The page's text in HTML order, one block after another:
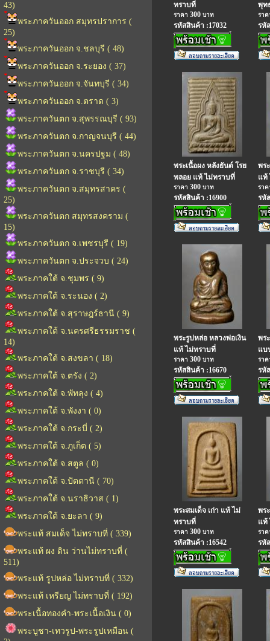
43)
พระภาควันออก สมุทรปราการ (
25)
พระภาควันออก จ.ชลบุรี ( 48)
พระภาควันออก จ.ระยอง ( 37)
พระภาควันออก จ.จันทบุรี ( 34)
พระภาควันออก จ.ตราด ( 3)
พระภาควันตก จ.สุพรรณบุรี ( 93)
พระภาควันตก จ.กาญจนบุรี ( 44)
พระภาควันตก จ.นครปฐม ( 48)
พระภาควันตก จ.ราชบุรี ( 34)
พระภาควันตก จ.สมุทรสาคร (
25)
พระภาควันตก สมุทรสงคราม (
15)
พระภาควันตก จ.เพชรบุรี ( 19)
พระภาควันตก จ.ประจวบ ( 24)
พระภาคใต้ จ.ชุมพร ( 9)
พระภาคใต้ จ.ระนอง ( 2)
พระภาคใต้ จ.สุราษฎร์ธานี ( 9)
พระภาคใต้ จ.นครศรีธรรมราช (
14)
พระภาคใต้ จ.สงขลา ( 18)
พระภาคใต้ จ.ตรัง ( 2)
พระภาคใต้ จ.พัทลุง ( 4)
พระภาคใต้ จ.พังงา ( 0)
พระภาคใต้ จ.กระบี่ ( 2)
พระภาคใต้ จ.ภูเก็ต ( 5)
พระภาคใต้ จ.สตูล ( 0)
พระภาคใต้ จ.ปัตตานี ( 70)
พระภาคใต้ จ.นราธิวาส ( 1)
พระภาคใต้ จ.ยะลา ( 9)
พระแท้ สมเด็จ ไม่ทราบที่ ( 339)
พระแท้ ผง ดิน ว่านไม่ทราบที่ (
511)
พระแท้ รูปหล่อ ไม่ทราบที่ ( 332)
พระแท้ เหรียญ ไม่ทราบที่ ( 192)
พระเนื้อทองคำ-พระเนื้อเงิน ( 0)
พระบูชา-เทวรูป-พระรูปเหมือน (
ทราบที่
ราคา 300 บาท
รหัสสินค้า :17032
พุท
รา
รหั
พระเนื้อผง หลังยันต์ โรย
พลอย แท้ ไม่ทราบที่
ราคา 300 บาท
รหัสสินค้า :16900
พร
แท้
รา
รหั
พระรูปหล่อ หลวงพ่อเงิน
แท้ ไม่ทราบที่
ราคา 300 บาท
รหัสสินค้า :16670
พร
แบ
รา
รหั
พระสมเด็จ เก่า แท้ ไม่
ทราบที่
ราคา 300 บาท
รหัสสินค้า :16542
พร
แท้
รา
รหั